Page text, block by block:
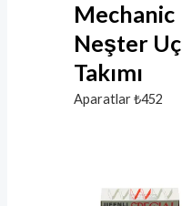
Mechanic
Neşter Uç
Takımı
Aparatlar₺452